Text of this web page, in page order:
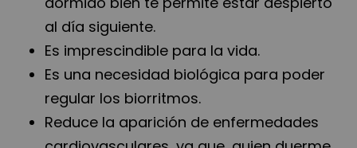
al día siguiente.
Es imprescindible para la vida.
Es una necesidad biológica para poder
regular los biorritmos.
Reduce la aparición de enfermedades